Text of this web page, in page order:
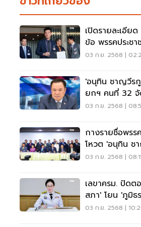
เปิดรายละเอีย
ข้อ พรรคประช
นายกฯ
03 ก.ย. 2568 |
'อนุทิน ชาญวีร
ยกฯ คนที่ 32 จั
ข้างน้อย
03 ก.ย. 2568 |
กางรายชื่อพรร
โหวต 'อนุทิน ช
ยกฯคนที่ 32
03 ก.ย. 2568 |
เลขาครม. ปัด
สภา' โยน 'ภูมิธ
03 ก.ย. 2568 |